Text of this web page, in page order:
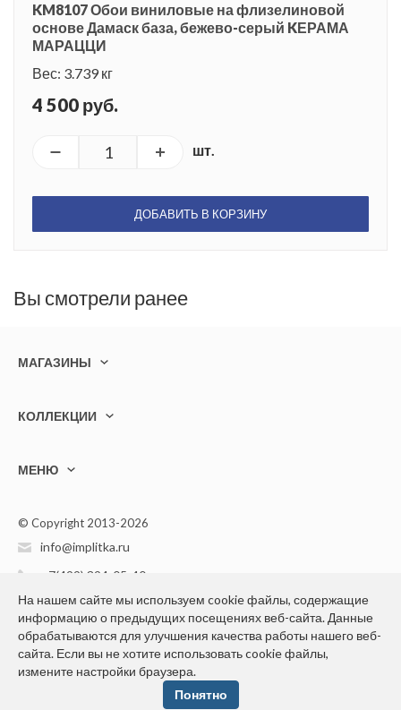
KM8107 Обои виниловые на флизелиновой
основе Дамаск база, бежево-серый KЕРАМА
МАРАЦЦИ
Вес: 3.739 кг
4 500 руб.
шт.
ДОБАВИТЬ В КОРЗИНУ
Вы смотрели ранее
МАГАЗИНЫ
КОЛЛЕКЦИИ
МЕНЮ
© Copyright 2013-2026
info@implitka.ru
+7(499) 394-05-40
Конфиденциальность персональной информации
На нашем сайте мы используем cookie файлы, содержащие
информацию о предыдущих посещениях веб-сайта. Данные
обрабатываются для улучшения качества работы нашего веб-
сайта. Если вы не хотите использовать cookie файлы,
измените настройки браузера.
Понятно